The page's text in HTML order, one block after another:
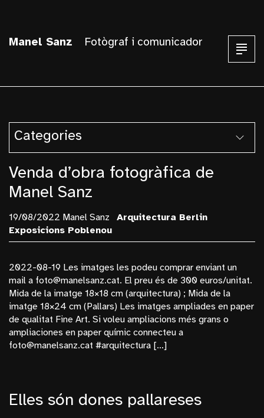
Manel Sanz Fotògraf i comunicador
Categories
Arquitectura
Balust I Pallars
Berlin
Blanes
Bosc
Budapest
Cinema
Dones Del Pallars
Frederic Amat
Venda d’obra fotogràfica de
Manel Sanz
19/08/2022 Manel Sanz Arquitectura Berlin
Exposicions Poblenou
2022-08-19 Les imatges les podeu comprar enviant un
mail a foto@manelsanz.cat. El preu és de 300 euros/unitat.
Mida de la imatge 18×18 cm (arquitectura) ; Mida de la
imatge 18×24 cm (Pallars) Les imatges ampliades en paper
de qualitat Fine Art. Si voleu ampliacions més grans o
ampliaciones en paper químic connecteu a
foto@manelsanz.cat #arquitectura […]
Elles són dones pallareses